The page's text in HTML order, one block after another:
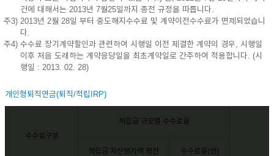
건에 대해서는 2013년 7월25일까지 종전 규정을 따릅니다.
주3) 2013년 2월 28일 부터 중도해지수수료 및 계약이전수수료가 면제되었습니
다.
주4) 수수료 장기계약할인과 관련하여 시행일 이전 체결한 계약의 경우, 시행일
이후 처음 도래하는 계약응당일을 최초계약일로 간주하여 적용합니다. (시
행일 : 2013. 02. 28)
개인형퇴직연금(퇴직/적립IRP)
수수료구분
적립금 규모별 수수료율
적립금 자산평가액 평잔 수수료율(연)